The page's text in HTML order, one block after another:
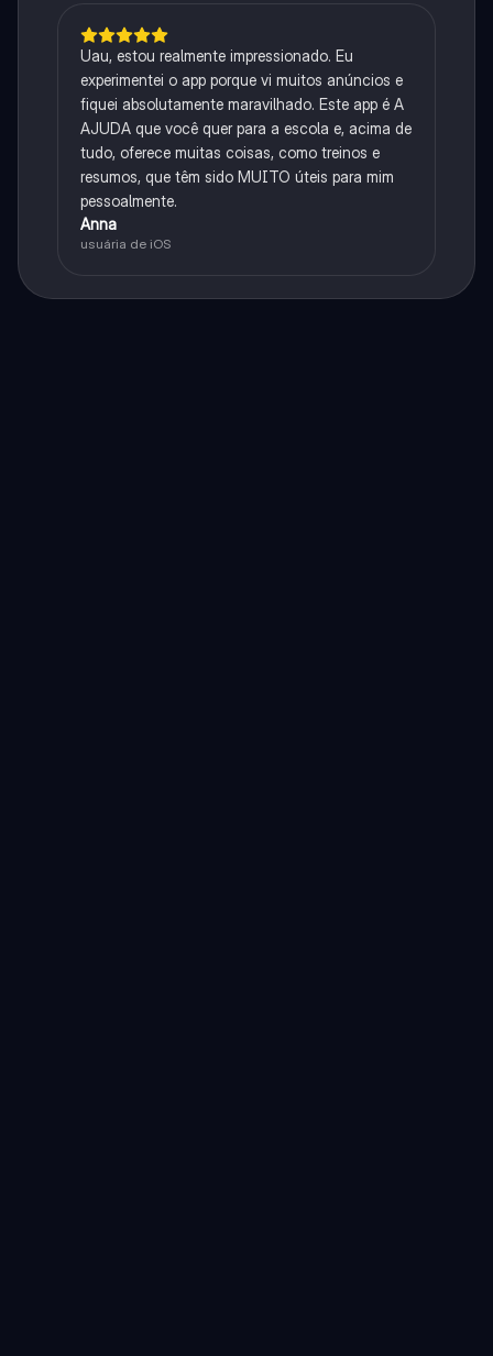
Uau, estou realmente impressionado. Eu
experimentei o app porque vi muitos anúncios e
fiquei absolutamente maravilhado. Este app é A
AJUDA que você quer para a escola e, acima de
tudo, oferece muitas coisas, como treinos e
resumos, que têm sido MUITO úteis para mim
pessoalmente.
Anna
usuária de iOS